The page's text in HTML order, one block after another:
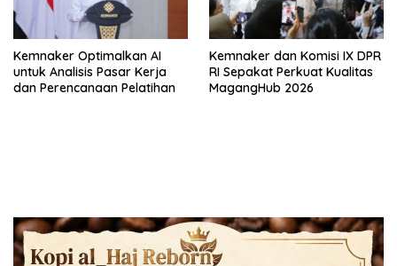
Kemnaker Optimalkan AI
untuk Analisis Pasar Kerja
dan Perencanaan Pelatihan
Kemnaker dan Komisi IX DPR
RI Sepakat Perkuat Kualitas
MagangHub 2026